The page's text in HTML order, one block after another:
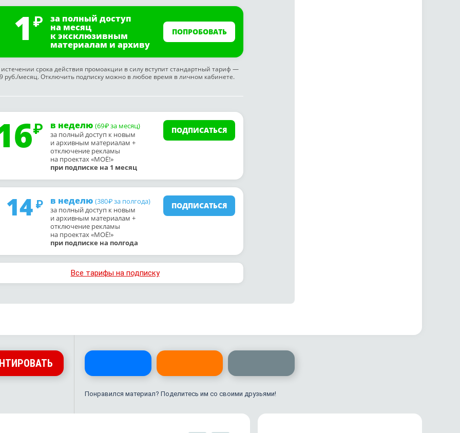
1 за полный доступ
на месяц
к эксклюзивным
материалам и архиву
ПОПРОБОВАТЬ
срока действия промоакции в силу вступит стандартный тариф —
руб./месяц. Отключить подписку можно в любое время в личном кабинете.
в неделю (69₽ за месяц)
за полный доступ к новым
и архивным материалам +
отключение рекламы
на проектах «МОЁ!»
при подписке на 1 месяц
ПОДПИСАТЬСЯ
14 в неделю (380₽ за полгода)
за полный доступ к новым
и архивным материалам +
отключение рекламы
на проектах «МОЁ!»
при подписке на полгода
ПОДПИСАТЬСЯ
Все тарифы на подписку
Понравился материал? Поделитесь им со своими друзьями!